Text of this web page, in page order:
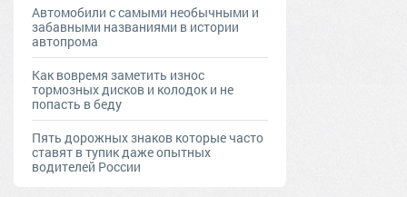
Автомобили с самыми необычными и
забавными названиями в истории
автопрома
Как вовремя заметить износ
тормозных дисков и колодок и не
попасть в беду
Пять дорожных знаков которые часто
ставят в тупик даже опытных
водителей России